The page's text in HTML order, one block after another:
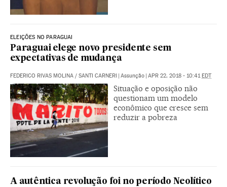
ELEIÇÕES NO PARAGUAI
Paraguai elege novo presidente sem
expectativas de mudança
FEDERICO RIVAS MOLINA / SANTI CARNERI | Assunção | APR 22, 2018 - 10:41EDT
Situação e oposição não
questionam um modelo
econômico que cresce sem
reduzir a pobreza
A autêntica revolução foi no período Neolítico